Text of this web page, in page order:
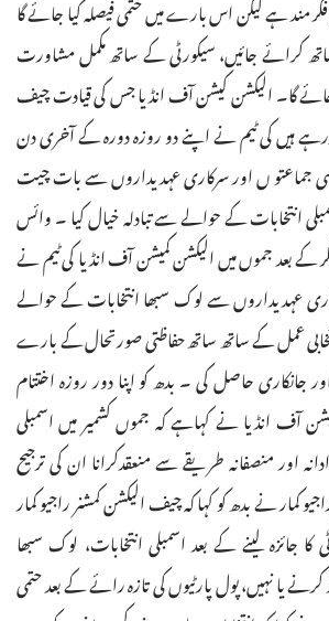
مند ہے لیکن اس بارے میں حتمی فیصلہ کیا جائے گا
کرائے جائیں، سیکورٹی کے ساتھ مکمل مشاورت
گا۔ الیکشن کیشن آف انڈیا جس کی قیادت چیف
ہیں کی ٹیم نے اپنے دو روزہ دورہ کے آخری دن
جماعتو ں اور سرکاری عہدیداروں سے بات چیت
انتخابات کے حوالے سے تبادلہ خیال کیا ۔ وائس
کے بعد جموں میں الیکشن کمیشن آف انڈیا کی ٹیم نے
عہدیداروں سے لوک سبھا انتخابات کے حوالے
عمل کے ساتھ ساتھ حفاظتی صورتحال کے بارے
جانکاری حاصل کی ۔ بدھ کو اپنا دور روزہ اختتام
آف انڈیا نے کہاہے کہ جموں کشمیر میں اسمبلی
اور منصفانہ طریقے سے منعقدکرانا ان کی ترجیح
کمار نے بدھ کو کہا کہ چیف الیکشن کمشنر راجیو کمار
جائزہ لینے کے بعد اسمبلی انتخابات، لوک سبھا
یا نہیں، پول پارٹیوں کی تازہ رائے کے بعد حتمی